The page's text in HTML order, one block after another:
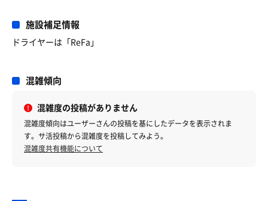
施設補足情報
ドライヤーは「ReFa」
混雑傾向
混雑度の投稿がありません
混雑度傾向はユーザーさんの投稿を基にしたデータを表示されま
す。サ活投稿から混雑度を投稿してみよう。
混雑度共有機能について